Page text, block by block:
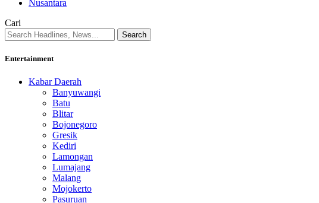
Nusantara
Cari
Entertainment
Kabar Daerah
Banyuwangi
Batu
Blitar
Bojonegoro
Gresik
Kediri
Lamongan
Lumajang
Malang
Mojokerto
Pasuruan